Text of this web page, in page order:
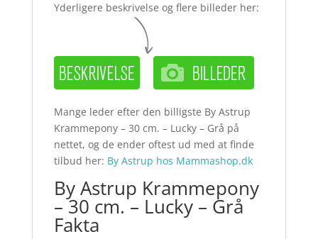
Yderligere beskrivelse og flere billeder her:
Mange leder efter den billigste By Astrup
Krammepony – 30 cm. – Lucky – Grå på
nettet, og de ender oftest ud med at finde
tilbud her: By Astrup hos Mammashop.dk
By Astrup Krammepony
– 30 cm. – Lucky – Grå
Fakta